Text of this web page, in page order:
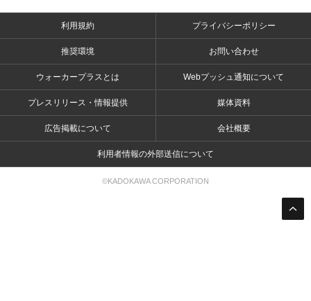
利用規約 プライバシーポリシー
推奨環境 お問い合わせ
ウォーカープラスとは Webプッシュ通知について
プレスリリース・情報提供 媒体資料
広告掲載について 会社概要
利用者情報の外部送信について
©KADOKAWA CORPORATION